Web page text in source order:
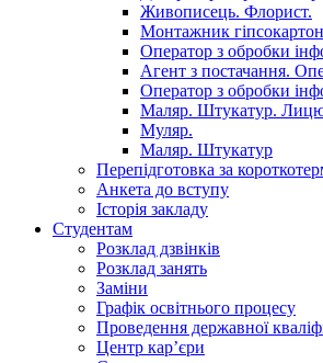
Живописець. Флорист.
Монтажник
Оператор з обробки
Агент з постачання.
Оператор з обробки
Маляр. Штукатур.
Муляр.
Маляр. Штукатур
Перепідготовка за
Анкета до вступу
Історія закладу
Студентам
Розклад дзвінків
Розклад занять
Заміни
Графік освітнього процесу
Проведення державної
Центр кар’єри